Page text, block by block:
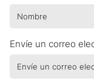
Envíe un correo